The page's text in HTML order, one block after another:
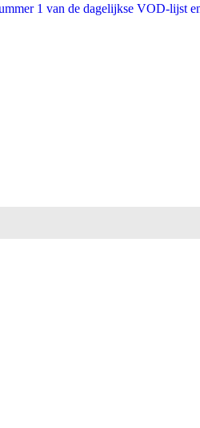
1 van de dagelijkse VOD-